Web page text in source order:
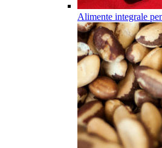
Alimente integrale